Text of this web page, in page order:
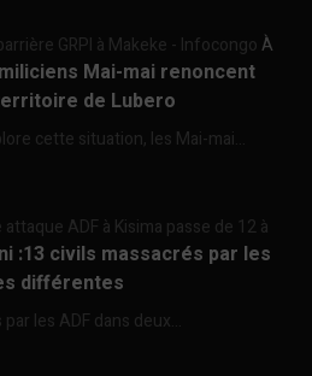
GRPI à Makeke - InfocongoÀ
Mai-mai renoncent
de Lubero
cette situation, les Mai-mai...
ADF à Kisima passe de 12 à
:13 civils massacrés par les
différentes
les ADF dans deux...